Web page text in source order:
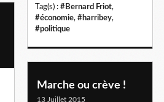
Tag(s) : #Bernard Friot,
#économie, #harribey,
#politique
Marche ou crève !
13 Juillet 2015